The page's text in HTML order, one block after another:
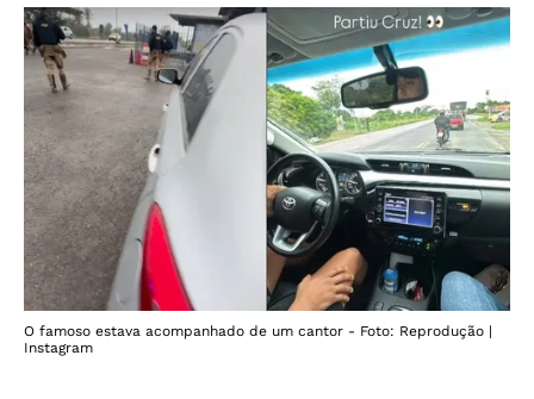
O famoso estava acompanhado de um cantor - Foto: Reprodução |
Instagram